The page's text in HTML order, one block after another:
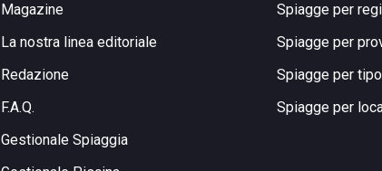
Magazine
La nostra linea editoriale
Redazione
F.A.Q.
Gestionale Spiaggia
Spiagge per
Spiagge per
Spiagge per tipo
Spiagge per